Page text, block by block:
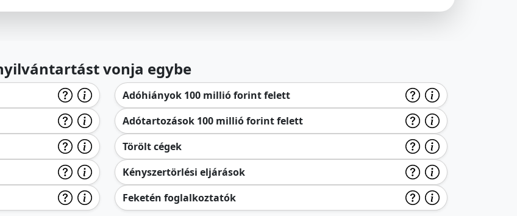
vonja egybe
Adóhiányok 100 millió forint felett
Adótartozások 100 millió forint felett
Törölt cégek
Kényszertörlési eljárások
Feketén foglalkoztatók